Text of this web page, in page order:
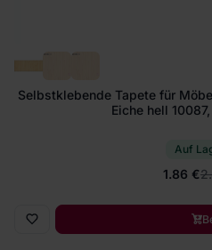
Selbstklebende Tapete für
Eiche hell
Auf
1.86 €